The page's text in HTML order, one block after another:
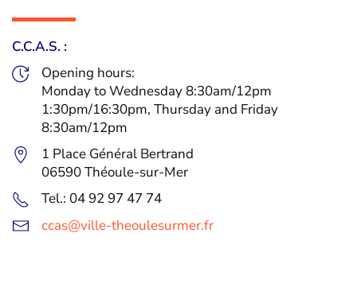
C.C.A.S. :
Opening hours:
Monday to Wednesday 8:30am/12pm
1:30pm/16:30pm, Thursday and Friday
8:30am/12pm
1 Place Général Bertrand
06590 Théoule-sur-Mer
Tel.: 04 92 97 47 74
ccas@ville-theoulesurmer.fr